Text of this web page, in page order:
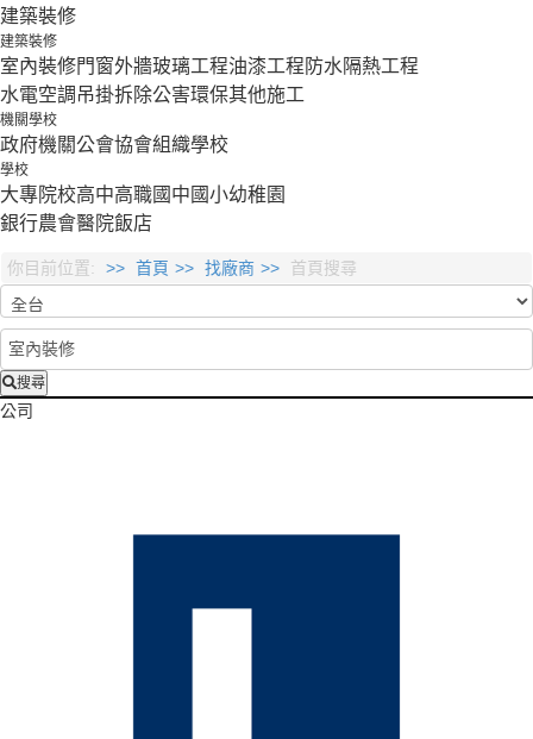
建築裝修
建築裝修
室內裝修門窗外牆玻璃工程油漆工程 防水隔熱工程
水電空調 吊掛拆除公害環保其他施工
機關學校
政府機關公會協會組織學校
學校
大專院校高中高職國中 國小幼稚園
銀行農會醫院飯店
你目前位置: 首頁 找廠商 首頁搜尋
搜尋
公司